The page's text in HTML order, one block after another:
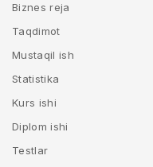
Biznes reja
Taqdimot
Mustaqil ish
Statistika
Kurs ishi
Diplom ishi
Testlar